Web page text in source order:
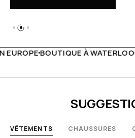
LIVRAISON GRATUITE À
VÊTEMENTS CHAUSSURES